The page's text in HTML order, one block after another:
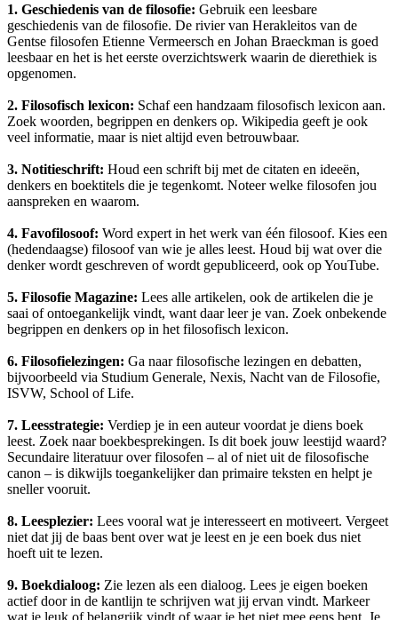
1. Geschiedenis van de filosofie: Gebruik een leesbare
geschiedenis van de filosofie. De rivier van Herakleitos van de
Gentse filosofen Etienne Vermeersch en Johan Braeckman is goed
leesbaar en het is het eerste overzichtswerk waarin de dierethiek is
opgenomen.
2. Filosofisch lexicon: Schaf een handzaam filosofisch lexicon aan.
Zoek woorden, begrippen en denkers op. Wikipedia geeft je ook
veel informatie, maar is niet altijd even betrouwbaar.
3. Notitieschrift: Houd een schrift bij met de citaten en ideeën,
denkers en boektitels die je tegenkomt. Noteer welke filosofen jou
aanspreken en waarom.
4. Favofilosoof: Word expert in het werk van één filosoof. Kies een
(hedendaagse) filosoof van wie je alles leest. Houd bij wat over die
denker wordt geschreven of wordt gepubliceerd, ook op YouTube.
5. Filosofie Magazine: Lees alle artikelen, ook de artikelen die je
saai of ontoegankelijk vindt, want daar leer je van. Zoek onbekende
begrippen en denkers op in het filosofisch lexicon.
6. Filosofielezingen: Ga naar filosofische lezingen en debatten,
bijvoorbeeld via Studium Generale, Nexis, Nacht van de Filosofie,
ISVW, School of Life.
7. Leesstrategie: Verdiep je in een auteur voordat je diens boek
leest. Zoek naar boekbesprekingen. Is dit boek jouw leestijd waard?
Secundaire literatuur over filosofen ‒ al of niet uit de filosofische
canon ‒ is dikwijls toegankelijker dan primaire teksten en helpt je
sneller vooruit.
8. Leesplezier: Lees vooral wat je interesseert en motiveert. Vergeet
niet dat jij de baas bent over wat je leest en je een boek dus niet
hoeft uit te lezen.
9. Boekdialoog: Zie lezen als een dialoog. Lees je eigen boeken
actief door in de kantlijn te schrijven wat jij ervan vindt. Markeer
wat je leuk of belangrijk vindt of waar je het niet mee eens bent. Je